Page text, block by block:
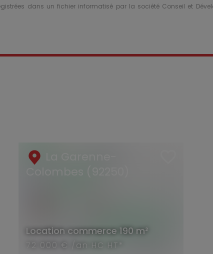
dans un fichier informatisé par la société Conseil et
Location commerce 190 m²
72 000 € /an HC HT*